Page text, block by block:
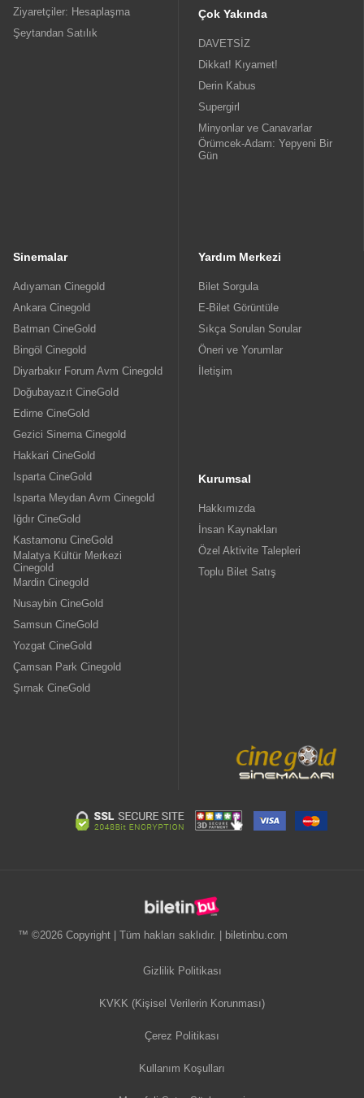
Ziyaretçiler: Hesaplaşma
Şeytandan Satılık
Çok Yakında
DAVETSİZ
Dikkat! Kıyamet!
Derin Kabus
Supergirl
Minyonlar ve Canavarlar
Örümcek-Adam: Yepyeni Bir
Gün
Sinemalar
Adıyaman Cinegold
Ankara Cinegold
Batman CineGold
Bingöl Cinegold
Diyarbakır Forum Avm Cinegold
Doğubayazıt CineGold
Edirne CineGold
Gezici Sinema Cinegold
Hakkari CineGold
Isparta CineGold
Isparta Meydan Avm Cinegold
Iğdır CineGold
Kastamonu CineGold
Malatya Kültür Merkezi
Cinegold
Mardin Cinegold
Nusaybin CineGold
Samsun CineGold
Yozgat CineGold
Çamsan Park Cinegold
Şırnak CineGold
Yardım Merkezi
Bilet Sorgula
E-Bilet Görüntüle
Sıkça Sorulan Sorular
Öneri ve Yorumlar
İletişim
Kurumsal
Hakkımızda
İnsan Kaynakları
Özel Aktivite Talepleri
Toplu Bilet Satış
™ ©2026 Copyright | Tüm hakları saklıdır. | biletinbu.com
Gizlilik Politikası
KVKK (Kişisel Verilerin Korunması)
Çerez Politikası
Kullanım Koşulları